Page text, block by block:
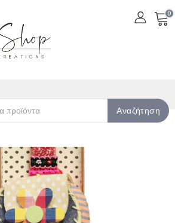
0
Αναζήτηση